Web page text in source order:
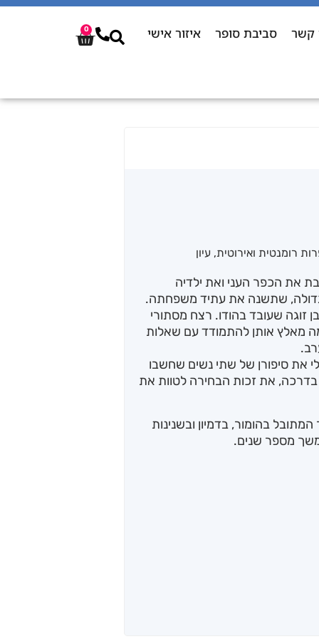
קשר סביבת סופר איזור אישי 0
רומנטית ואירוטית, עיון
את הכפר העני ואת ילדיה
שתשנה את עתיד משפחתה.
זוגה שעובד בהודו. רצח מסתורי
מאלץ אותן להתמודד עם שאלות
את סיפורן של שתי נשים שחשבו
בדרכה, את זכות הבחירה לטוות את
בהומור, בדמיון ובשנינות
מספר שנים.